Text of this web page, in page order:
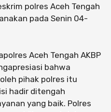
polres Aceh Tengah
pada Senin 04-
Aceh Tengah AKBP
bahwa
pihak polres itu
hadir ditengah
yang baik. Polres